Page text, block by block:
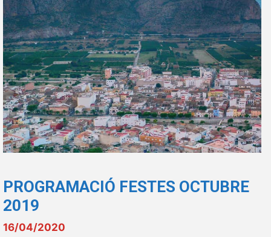
PROGRAMACIÓ FESTES OCTUBRE
2019
16/04/2020